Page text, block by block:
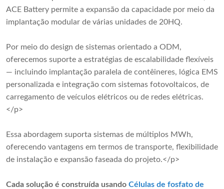
ACE Battery permite a expansão da capacidade por meio da
implantação modular de várias unidades de 20HQ.
Por meio do design de sistemas orientado a ODM,
oferecemos suporte a estratégias de escalabilidade flexíveis
— incluindo implantação paralela de contêineres, lógica EMS
personalizada e integração com sistemas fotovoltaicos, de
carregamento de veículos elétricos ou de redes elétricas.
</p>
Essa abordagem suporta sistemas de múltiplos MWh,
oferecendo vantagens em termos de transporte, flexibilidade
de instalação e expansão faseada do projeto.</p>
Cada solução é construída usando Células de fosfato de